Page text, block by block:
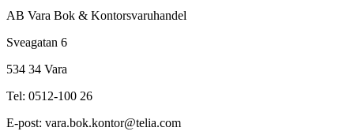
AB Vara Bok & Kontorsvaruhandel
Sveagatan 6
534 34 Vara
Tel: 0512-100 26
E-post: vara.bok.kontor@telia.com